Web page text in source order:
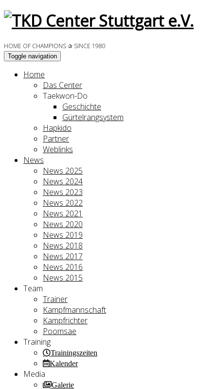
HOME OF CHAMPIONS ✰ SINCE 1980
Toggle navigation
Home
Das Center
Taekwon-Do
Geschichte
Gürtelrangsystem
Hapkido
Partner
Weblinks
News
News 2025
News 2024
News 2023
News 2022
News 2021
News 2020
News 2019
News 2018
News 2017
News 2016
News 2015
Team
Trainer
Kampfmannschaft
Kampfrichter
Poomsae
Training
Trainingszeiten
Kalender
Media
Galerie